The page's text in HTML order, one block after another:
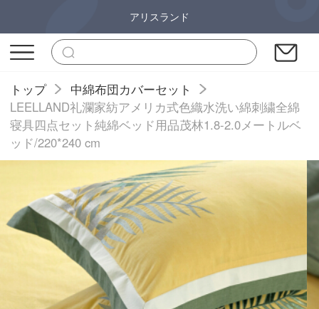
アリスランド
トップ
中綿布団カバーセット
LEELLAND礼瀾家紡アメリカ式色織水洗い綿刺繍全綿
寝具四点セット純綿ベッド用品茂林1.8-2.0メートルベ
ッド/220*240 cm